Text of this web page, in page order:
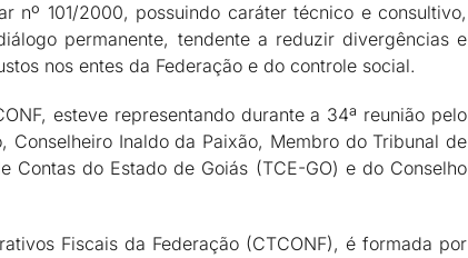
101/2000, possuindo caráter técnico e consultivo,
permanente, tendente a reduzir divergências e
nos entes da Federação e do controle social.
esteve representando durante a 34ª reunião pelo
Inaldo da Paixão, Membro do Tribunal de
Contas do Estado de Goiás (TCE-GO) e do Conselho
Fiscais da Federação (CTCONF), é formada por